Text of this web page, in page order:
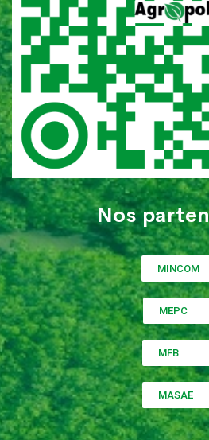
Nos
MINCOM
MEPC
MFB
MASAE